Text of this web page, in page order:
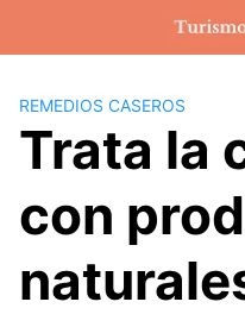
REMEDIOS CASEROS
Trata la
con